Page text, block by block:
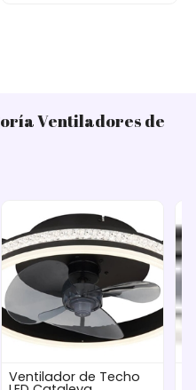
Ventiladores de
Ventilador de Techo